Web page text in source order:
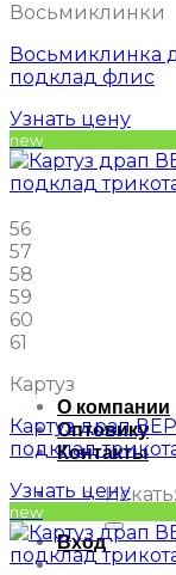
О компании
Оптовику
Контакты
Искать:
Вход
Восьмиклинки
Восьмиклинка
подклад флис
Узнать цену
new
56
57
58
59
60
61
Картуз
Картуз драп
подклад
Узнать цену
new